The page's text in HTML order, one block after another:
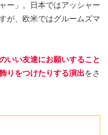
ー」。日本ではアッシャー
が、欧米ではグルームズマ
いい友達にお願いすること
りをつけたりする演出をさ